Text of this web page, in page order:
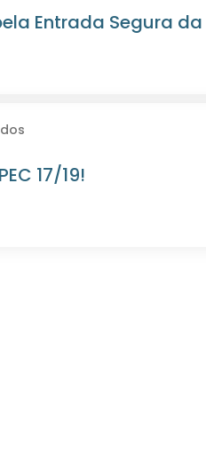
Entrada Segura da
17/19!